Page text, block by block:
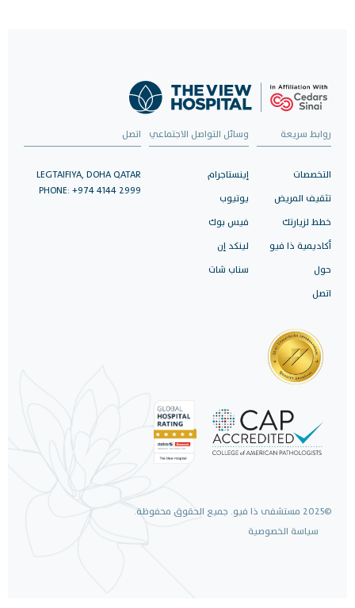
روابط سريعة
التخصصات
تثقيف المريض
خطط لزيارتك
أكاديمية ذا فيو
حول
اتصل
وسائل التواصل الاجتماعي
إينستاجرام
يوتيوب
فيس بوك
لينكد إن
سناب شات
اتصل
LEGTAIFIYA, DOHA QATAR
PHONE: +974 4144 2999
©2025 مستشفى ذا فيو. جميع الحقوق محفوظة.
سياسة الخصوصية